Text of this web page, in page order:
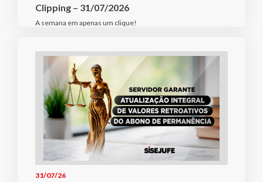
Clipping – 31/07/2026
A semana em apenas um clique!
31/07/26